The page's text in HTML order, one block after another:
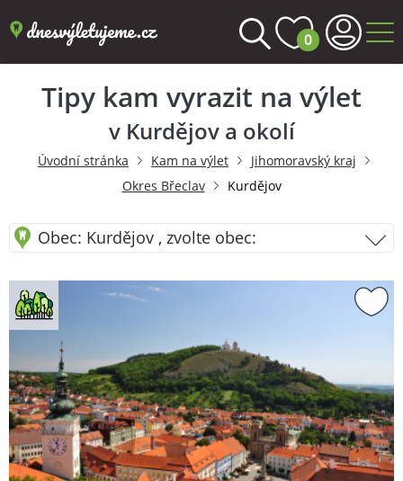
0
Tipy kam vyrazit na výlet
v Kurdějov a okolí
Úvodní stránka Kam na výlet
Jihomoravský kraj
Okres Břeclav
Kurdějov
Obec: Kurdějov , zvolte obec: